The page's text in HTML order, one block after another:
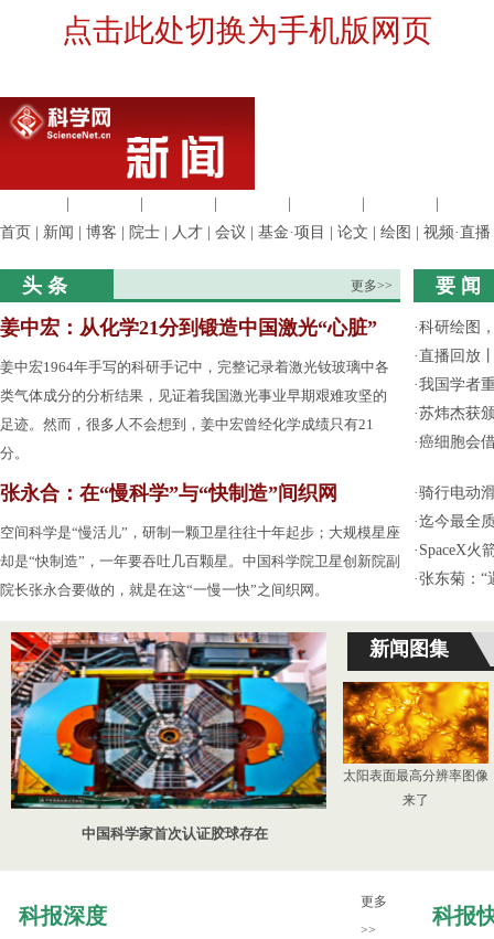
点击此处切换为手机版网页
首页
新闻 博客 院士 人才 会议 基金·项目 论文 绘图 视频·直播
头 条 更多>>
姜中宏：从化学21分到锻造中国激光“心脏”
姜中宏1964年手写的科研手记中，完整记录着激光钕玻璃中各
类气体成分的分析结果，见证着我国激光事业早期艰难攻坚的
足迹。然而，很多人不会想到，姜中宏曾经化学成绩只有21
分。
张永合：在“慢科学”与“快制造”间织网
空间科学是“慢活儿”，研制一颗卫星往往十年起步；大规模星座
却是“快制造”，一年要吞吐几百颗星。中国科学院卫星创新院副
院长张永合要做的，就是在这“一慢一快”之间织网。
要 闻
·科研绘图
·直播回放
·我国学者
·苏炜杰获
·癌细胞会
·骑行电动
·迄今最全
· SpaceX火
·张东菊：“
中国科学家首次认证胶球存在
新闻图集
太阳表面最高分辨率图像
来了
科报深度
更多
>>
科报